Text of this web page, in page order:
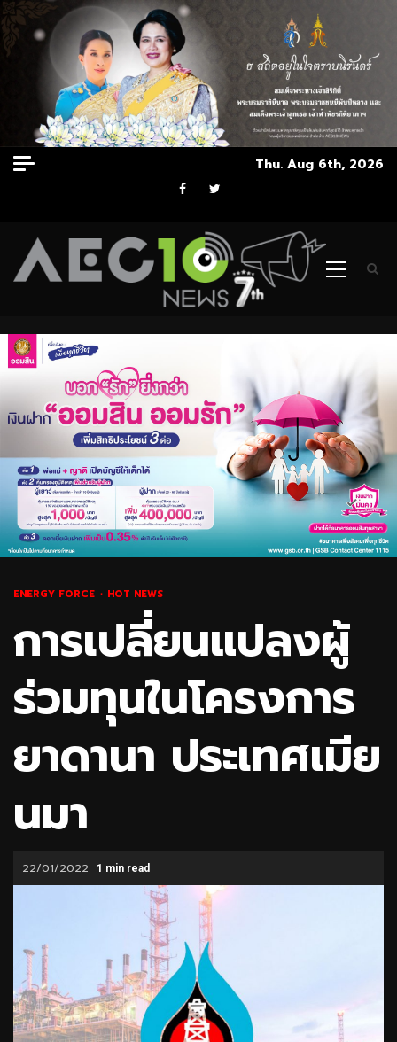
Skip
to
Thu. Aug 6th, 2026
Facebook
Twitter
Primary
ENERGY FORCE HOT NEWS
การเปลี่ยนแปลงผู้
ร่วมทุนในโครงการ
ยาดานา ประเทศเมีย
นมา
22/01/2022 1 min read